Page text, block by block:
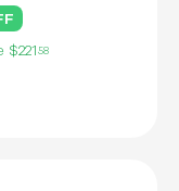
$221 58